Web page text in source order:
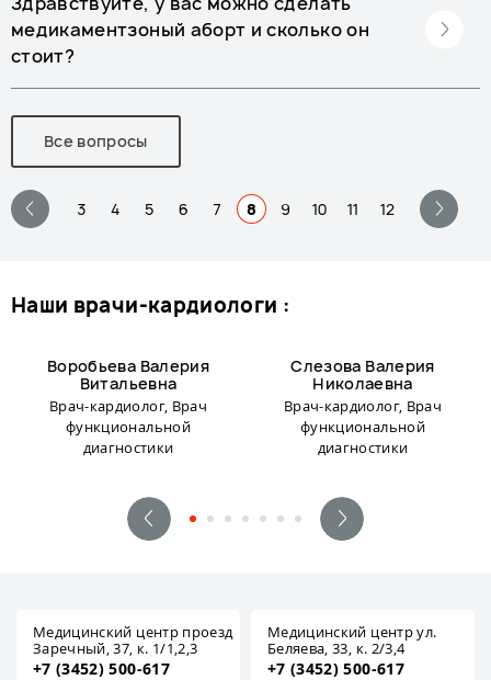
медикаментзоный аборт и сколько он
стоит?
Все вопросы
3 4 5 6 7 8 9 10 11 12
наши врачи-кардиологи :
Воробьева Валерия
Витальевна
Врач-кардиолог, Врач
функциональной
диагностики
Слезова Валерия
Николаевна
Врач-кардиолог, Врач
функциональной
диагностики
Медицинский центр проезд
Заречный, 37, к. 1/1,2,3
+7 (3452) 500-617
Медицинский центр ул.
Беляева, 33, к. 2/3,4
+7 (3452) 500-617